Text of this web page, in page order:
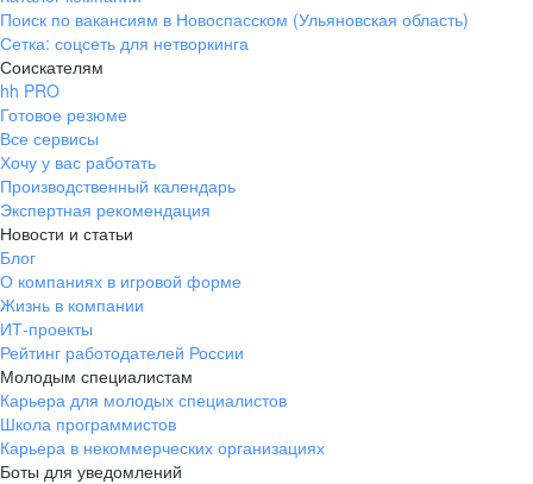
Поиск по вакансиям в Новоспасском (Ульяновская область)
Сетка: соцсеть для нетворкинга
Соискателям
hh PRO
Готовое резюме
Все сервисы
Хочу у вас работать
Производственный календарь
Экспертная рекомендация
Новости и статьи
Блог
О компаниях в игровой форме
Жизнь в компании
ИТ-проекты
Рейтинг работодателей России
Молодым специалистам
Карьера для молодых специалистов
Школа программистов
Карьера в некоммерческих организациях
Боты для уведомлений